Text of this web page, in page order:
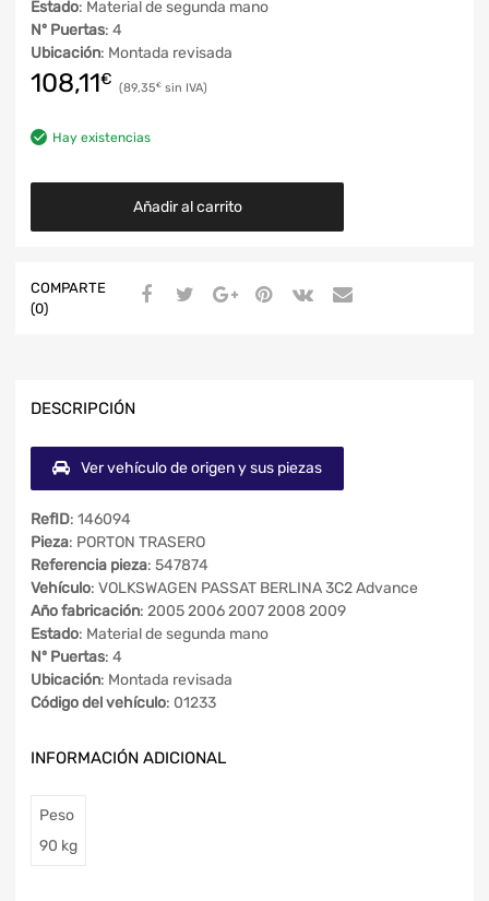
Estado: Material de segunda mano
Nº Puertas: 4
Ubicación: Montada revisada
108,11€ 89,35€
Hay existencias
Añadir al carrito
COMPARTE
(0)
DESCRIPCIÓN
Ver vehículo de origen y sus piezas
RefID: 146094
Pieza: PORTON TRASERO
Referencia pieza: 547874
Vehículo: VOLKSWAGEN PASSAT BERLINA 3C2 Advance
Año fabricación: 2005 2006 2007 2008 2009
Estado: Material de segunda mano
Nº Puertas: 4
Ubicación: Montada revisada
Código del vehículo: 01233
INFORMACIÓN ADICIONAL
Peso
90 kg